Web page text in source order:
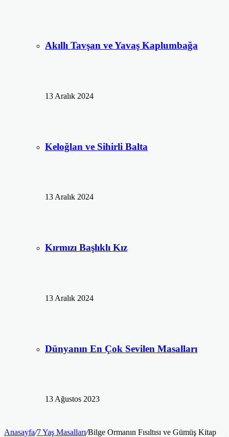
Akıllı Tavşan ve Yavaş Kaplumbağa
13 Aralık 2024
Keloğlan ve Sihirli Balta
13 Aralık 2024
Kırmızı Başlıklı Kız
13 Aralık 2024
Dünyanın En Çok Sevilen Masalları
13 Ağustos 2023
Anasayfa/7 Yaş Masalları/Bilge Ormanın Fısıltısı ve Gümüş Kitap